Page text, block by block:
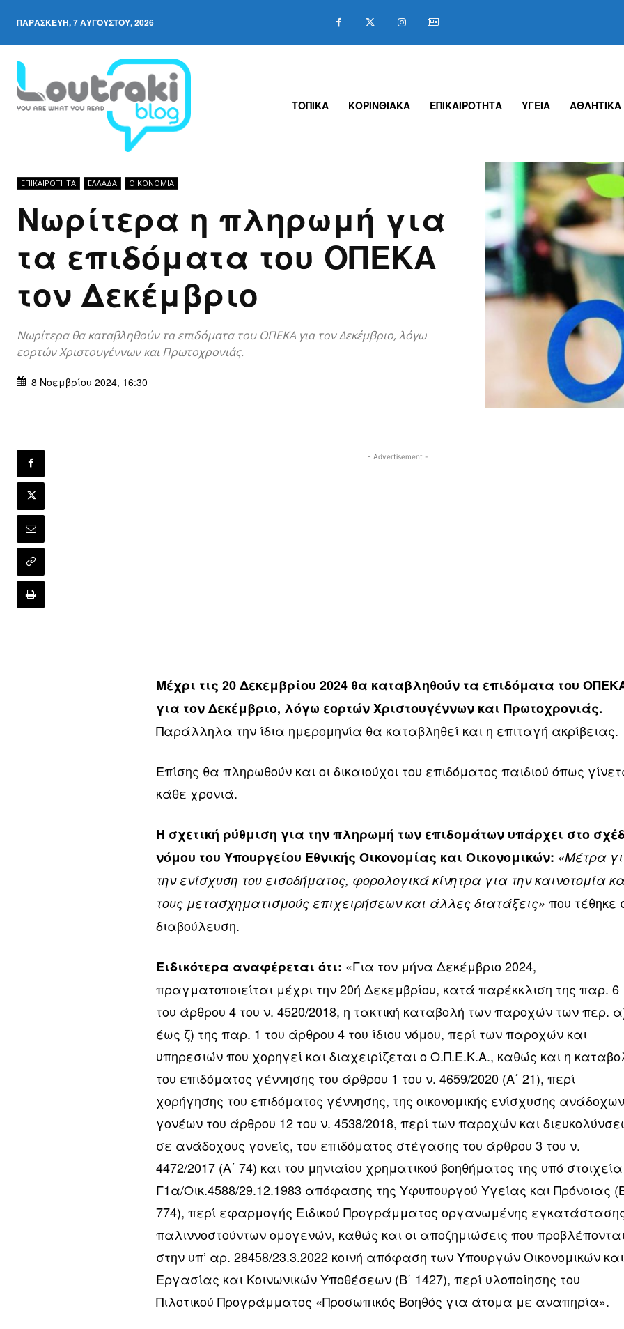
ΠΑΡΑΣΚΕΥΉ, 7 ΑΥΓΟΎΣΤΟΥ, 2026
ΤΟΠΙΚΑ ΚΟΡΙΝΘΙΑΚΑ ΕΠΙΚΑΙΡΟΤΗΤΑ ΥΓΕΙΑ ΑΘΛΗΤΙΚΑ
ΕΠΙΚΑΙΡΟΤΗΤΑ ΕΛΛΆΔΑ ΟΙΚΟΝΟΜΊΑ
Νωρίτερα η πληρωμή για
τα επιδόματα του ΟΠΕΚΑ
τον Δεκέμβριο
Νωρίτερα θα καταβληθούν τα επιδόματα του ΟΠΕΚΑ για τον Δεκέμβριο, λόγω
εορτών Χριστουγέννων και Πρωτοχρονιάς.
8 Νοεμβρίου 2024, 16:30
- Advertisement -
Μέχρι τις 20 Δεκεμβρίου 2024 θα καταβληθούν τα επιδόματα του
για τον Δεκέμβριο, λόγω εορτών Χριστουγέννων και Πρωτοχρονιάς.
Παράλληλα την ίδια ημερομηνία θα καταβληθεί και η επιταγή ακρίβειας.
Επίσης θα πληρωθούν και οι δικαιούχοι του επιδόματος παιδιού όπως
κάθε χρονιά.
Η σχετική ρύθμιση για την πληρωμή των επιδομάτων υπάρχει στο
νόμου του Υπουργείου Εθνικής Οικονομίας και Οικονομικών: «Μέτρα
την ενίσχυση του εισοδήματος, φορολογικά κίνητρα για την καινοτομία
τους μετασχηματισμούς επιχειρήσεων και άλλες διατάξεις» που τέθηκε
διαβούλευση.
Ειδικότερα αναφέρεται ότι: «Για τον μήνα Δεκέμβριο 2024,
πραγματοποιείται μέχρι την 20ή Δεκεμβρίου, κατά παρέκκλιση της παρ. 6
του άρθρου 4 του ν. 4520/2018, η τακτική καταβολή των παροχών των περ.
έως ζ) της παρ. 1 του άρθρου 4 του ίδιου νόμου, περί των παροχών και
υπηρεσιών που χορηγεί και διαχειρίζεται ο Ο.Π.Ε.Κ.Α., καθώς και η
του επιδόματος γέννησης του άρθρου 1 του ν. 4659/2020 (Α΄ 21), περί
χορήγησης του επιδόματος γέννησης, της οικονομικής ενίσχυσης
γονέων του άρθρου 12 του ν. 4538/2018, περί των παροχών και
σε ανάδοχους γονείς, του επιδόματος στέγασης του άρθρου 3 του ν.
4472/2017 (Α΄ 74) και του μηνιαίου χρηματικού βοηθήματος της υπό στοιχεία
Γ1α/Οικ.4588/29.12.1983 απόφασης της Υφυπουργού Υγείας και Πρόνοιας
774), περί εφαρμογής Ειδικού Προγράμματος οργανωμένης
παλιννοστούντων ομογενών, καθώς και οι αποζημιώσεις που
στην υπ’ αρ. 28458/23.3.2022 κοινή απόφαση των Υπουργών Οικονομικών και
Εργασίας και Κοινωνικών Υποθέσεων (Β΄ 1427), περί υλοποίησης του
Πιλοτικού Προγράμματος «Προσωπικός Βοηθός για άτομα με αναπηρία».